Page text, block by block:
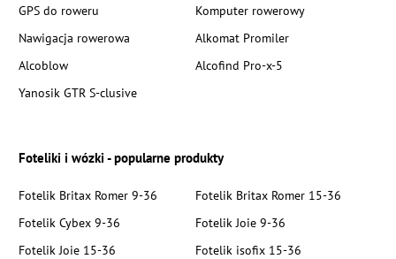
GPS do roweru
Komputer rowerowy
Nawigacja rowerowa
Alkomat Promiler
Alcoblow
Alcofind Pro-x-5
Yanosik GTR S-clusive
Foteliki i wózki - popularne produkty
Fotelik Britax Romer 9-36
Fotelik Britax Romer 15-36
Fotelik Cybex 9-36
Fotelik Joie 9-36
Fotelik Joie 15-36
Fotelik isofix 15-36